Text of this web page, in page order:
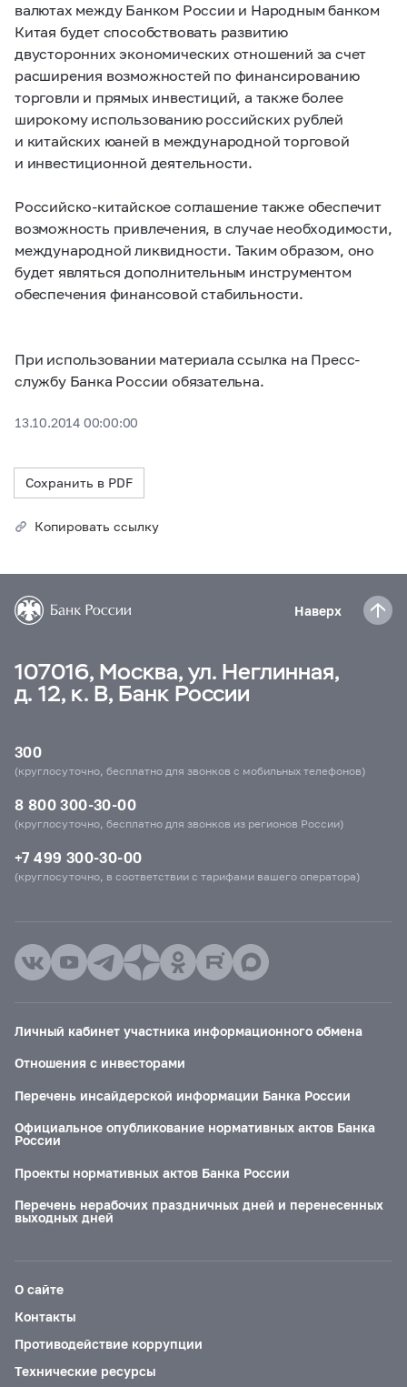
валютах между Банком России и Народным банком
Китая будет способствовать развитию
двусторонних экономических отношений за счет
расширения возможностей по финансированию
торговли и прямых инвестиций, а также более
широкому использованию российских рублей
и китайских юаней в международной торговой
и инвестиционной деятельности.
Российско-китайское соглашение также обеспечит
возможность привлечения, в случае необходимости,
международной ликвидности. Таким образом, оно
будет являться дополнительным инструментом
обеспечения финансовой стабильности.
При использовании материала ссылка на Пресс-
службу Банка России обязательна.
13.10.2014 00:00:00
Сохранить в PDF
Копировать ссылку
Наверх
107016, Москва, ул. Неглинная,
д. 12, к. В, Банк России
300
(круглосуточно, бесплатно для звонков с мобильных телефонов)
8 800 300-30-00
(круглосуточно, бесплатно для звонков из регионов России)
+7 499 300-30-00
(круглосуточно, в соответствии с тарифами вашего оператора)
Личный кабинет участника информационного обмена
Отношения с инвесторами
Перечень инсайдерской информации Банка России
Официальное опубликование нормативных актов Банка
России
Проекты нормативных актов Банка России
Перечень нерабочих праздничных дней и перенесенных
выходных дней
О сайте
Контакты
Противодействие коррупции
Технические ресурсы